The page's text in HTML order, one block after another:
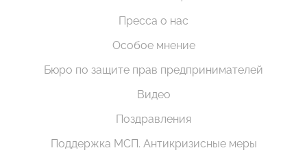
Пресса о нас
Особое мнение
Бюро по защите прав предпринимателей
Видео
Поздравления
Поддержка МСП. Антикризисные меры